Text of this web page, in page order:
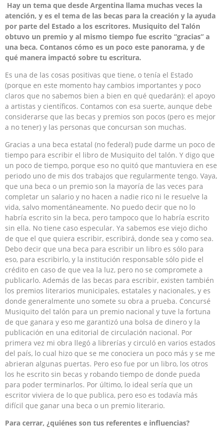
Hay un tema que desde Argentina llama muchas veces la
atención, y es el tema de las becas para la creación y la ayuda
por parte del Estado a los escritores. Musiquito del Talón
obtuvo un premio y al mismo tiempo fue escrito “gracias” a
una beca. Contanos cómo es un poco este panorama, y de
qué manera impactó sobre tu escritura.
Es una de las cosas positivas que tiene, o tenía el Estado
(porque en este momento hay cambios importantes y poco
claros que no sabemos bien a bien en qué quedarán): el apoyo
a artistas y científicos. Contamos con esa suerte, aunque debe
considerarse que las becas y premios son pocos (pero es mejor
a no tener) y las personas que concursan son muchas.
Gracias a una beca estatal (no federal) pude darme un poco de
tiempo para escribir el libro de Musiquito del talón. Y digo que
un poco de tiempo, porque eso no quitó que mantuviera en ese
periodo uno de mis dos trabajos que regularmente tengo. Vaya,
que una beca o un premio son la mayoría de las veces para
completar un salario y no hacen a nadie rico ni le resuelve la
vida, salvo momentáneamente. No puedo decir que no lo
habría escrito sin la beca, pero tampoco que lo habría escrito
sin ella. No tiene caso especular. Ya sabemos ese viejo dicho
de que el que quiera escribir, escribirá, donde sea y como sea.
Debo decir que una beca para escribir un libro es sólo para
eso, para escribirlo, y la institución responsable sólo pide el
crédito en caso de que vea la luz, pero no se compromete a
publicarlo. Además de las becas para escribir, existen también
los premios literarios municipales, estatales y nacionales, y es
donde generalmente uno somete su obra a prueba. Concursé
Musiquito del talón para un premio nacional y tuve la fortuna
de que ganara y eso me garantizó una bolsa de dinero y la
publicación en una editorial de circulación nacional. Por
primera vez mi obra llegó a librerías y circuló en varios estados
del país, lo cual hizo que se me conociera un poco más y se me
abrieran algunas puertas. Pero eso fue por un libro, los otros
los he escrito sin becas y robando tiempo de donde pueda
para poder terminarlos. Por último, lo ideal sería que un
escritor viviera de lo que publica, pero eso es todavía más
difícil que ganar una beca o un premio literario.
Para cerrar, ¿quiénes son tus referentes e influencias?